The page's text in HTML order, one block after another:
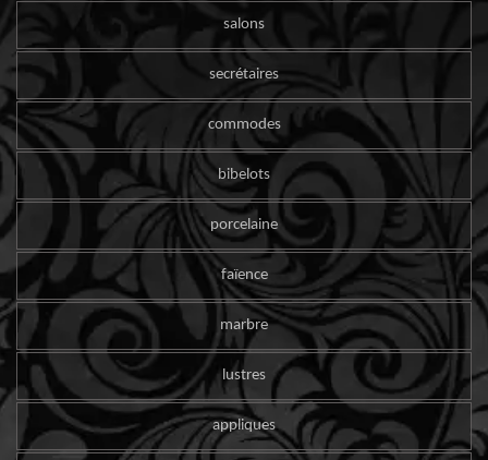
salons
secrétaires
commodes
bibelots
porcelaine
faïence
marbre
lustres
appliques